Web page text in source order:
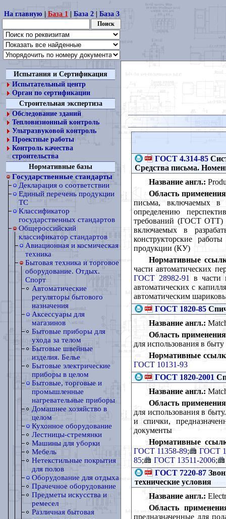
На главную| База 1| База 2| База 3
Испытания и Сертификация
Испытательный центр
Орган по сертификации
Строительная экспертиза
Обследование зданий
Тепловизионный контроль
Ультразвуковой контроль
Проектные работы
Контроль качества
строительства
Нормативные базы
Государственные стандарты
Декларация о соответствии
Единый перечень продукции
ТС
Классификатор
государственных стандартов
Общероссийский
классификатор стандартов
Авиационная и космическая
техника
Бытовая техника и торговое
оборудование. Отдых.
Спорт
Автоматические
регуляторы бытового
назначения
Аксессуары для
магазинов
Бытовые приборы для
ухода за телом
Бытовые швейные
изделия. Белье
Бытовые электрические
приборы в целом
Бытовые, торговые и
промышленные
нагревательные приборы
Домашнее хозяйство в
целом
Кухонное оборудование
Лестницы-стремянки
Машины для уборки
Мебель
Нетекстильные покрытия
для полов
Оборудование для отдыха
Прачечное оборудование
Предметы искусства и
ремесел
Различная бытовая
ГОСТ 4.314-85
Средства письма.
Название англ.:
Область
письма, включаемых в
определению
требований (ГОСТ ОТТ) с
включаемых в
конструкторские
продукции (КУ)
Нормативные
части автоматических
ГОСТ 28982-91
в части
автоматических с
автоматическим
ГОСТ 1820-85
Название англ.:
Область
для использования в быту
Нормативные
ГОСТ 10131-93
ГОСТ 1820-2001
Название англ.:
Область
для использования в
и спички,
документы
Нормативные
ГОСТ 11358-89;
ГОСТ
85; ГОСТ 13511-2006;
ГОСТ 7220-87
технические условия
Название англ.:
Область
предназначенные для